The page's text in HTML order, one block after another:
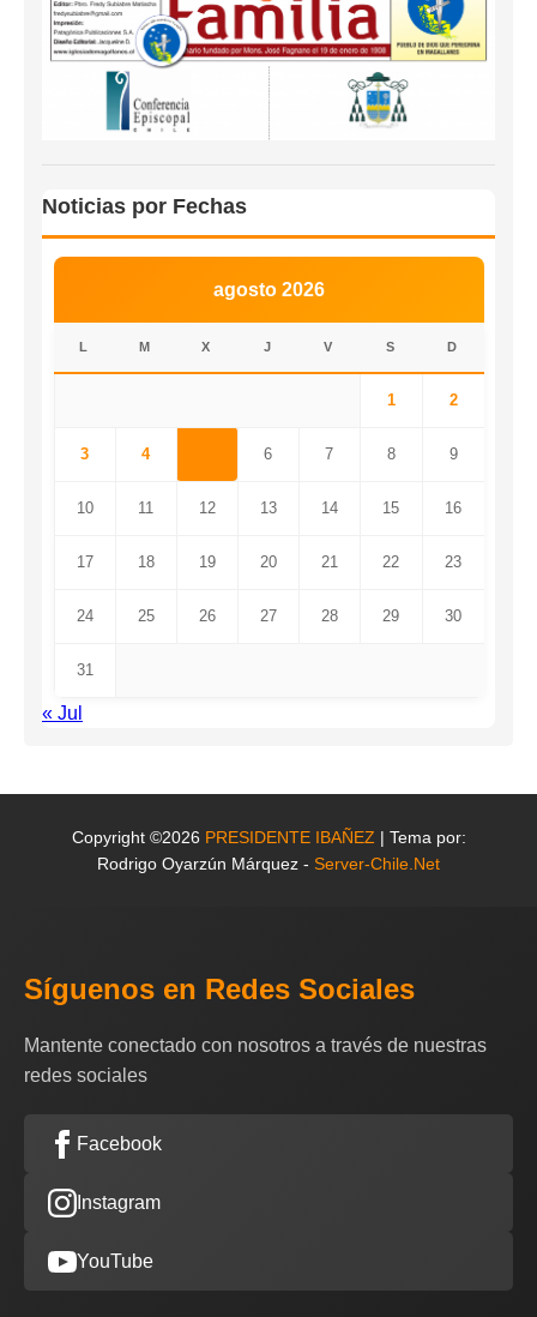
Noticias por Fechas
agosto 2026
L M X J V S D
1 2
3 4 6 7 8 9
10 11 12 13 14 15 16
17 18 19 20 21 22 23
24 25 26 27 28 29 30
31
« Jul
Copyright ©2026 PRESIDENTE IBAÑEZ | Tema por:
Rodrigo Oyarzún Márquez - Server-Chile.Net
Síguenos en Redes Sociales
Mantente conectado con nosotros a través de nuestras
redes sociales
Facebook
Instagram
YouTube